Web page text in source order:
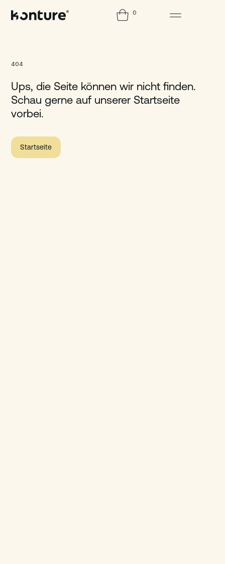
404
Ups, die Seite können wir nicht finden.
Schau gerne auf unserer Startseite
vorbei.
Startseite
0